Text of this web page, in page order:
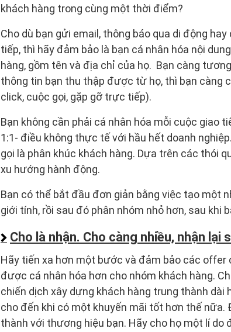
khách hàng trong cùng một thời điểm?
Cho dù bạn gửi email, thông báo qua di động
tiếp, thì hãy đảm bảo là bạn cá nhân hóa nội
hàng, gồm tên và địa chỉ của họ. Bạn càng
thông tin bạn thu thập được từ họ, thì bạn càng
click, cuộc gọi, gặp gỡ trực tiếp).
Bạn không cần phải cá nhân hóa mỗi cuộc giao
1:1- điều không thực tế với hầu hết doanh
gọi là phân khúc khách hàng. Dựa trên các thói
xu hướng hành động.
Bạn có thể bắt đầu đơn giản bằng việc tạo một
giới tính, rồi sau đó phân nhóm nhỏ hơn, sau khi
Cho là nhận. Cho càng nhiều, nhận lại
Hãy tiến xa hơn một bước và đảm bảo các offer
được cá nhân hóa hơn cho nhóm khách hàng.
chiến dịch xây dựng khách hàng trung thành
cho đến khi có một khuyến mãi tốt hơn thế
thành với thương hiệu bạn. Hãy cho họ một lí